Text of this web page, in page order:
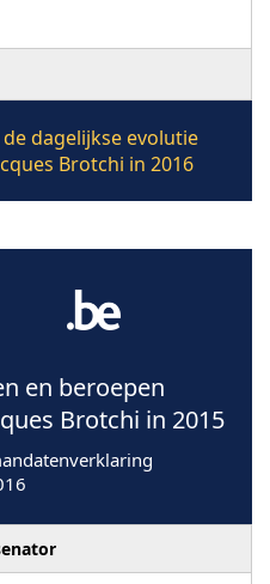
dagelijkse evolutie
Brotchi in 2016
en beroepen
Brotchi in 2015